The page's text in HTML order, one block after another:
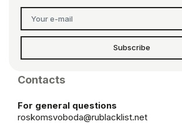
Subscribe
Contacts
For general questions
roskomsvoboda@rublacklist.net